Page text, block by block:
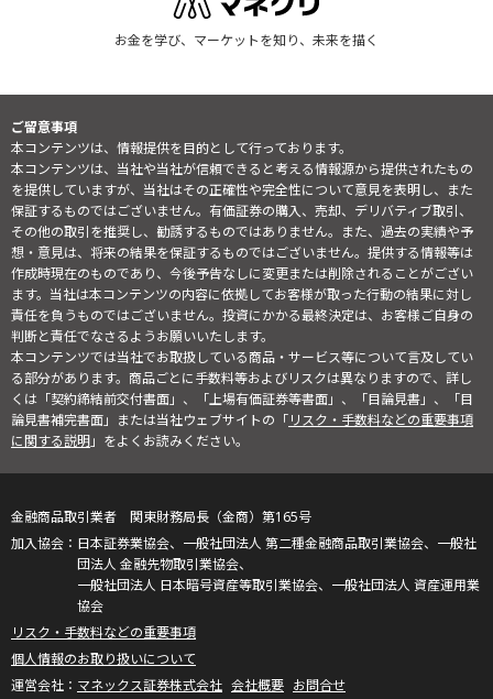
お金を学び、マーケットを知り、未来を描く
ご留意事項
本コンテンツは、情報提供を目的として行っております。
本コンテンツは、当社や当社が信頼できると考える情報源から提供されたもの
を提供していますが、当社はその正確性や完全性について意見を表明し、また
保証するものではございません。有価証券の購入、売却、デリバティブ取引、
その他の取引を推奨し、勧誘するものではありません。また、過去の実績や予
想・意見は、将来の結果を保証するものではございません。提供する情報等は
作成時現在のものであり、今後予告なしに変更または削除されることがござい
ます。当社は本コンテンツの内容に依拠してお客様が取った行動の結果に対し
責任を負うものではございません。投資にかかる最終決定は、お客様ご自身の
判断と責任でなさるようお願いいたします。
本コンテンツでは当社でお取扱している商品・サービス等について言及してい
る部分があります。商品ごとに手数料等およびリスクは異なりますので、詳し
くは「契約締結前交付書面」、「上場有価証券等書面」、「目論見書」、「目
論見書補完書面」または当社ウェブサイトの「リスク・手数料などの重要事項
に関する説明」をよくお読みください。
金融商品取引業者 関東財務局長（金商）第165号
日本証券業協会、一般社団法人 第二種金融商品取引業協会、一般社
団法人 金融先物取引業協会、
一般社団法人 日本暗号資産等取引業協会、一般社団法人 資産運用業
協会
リスク・手数料などの重要事項
個人情報のお取り扱いについて
マネックス証券株式会社 会社概要 お問合せ